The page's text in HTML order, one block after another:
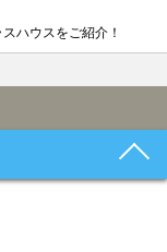
ハウスをご紹介！